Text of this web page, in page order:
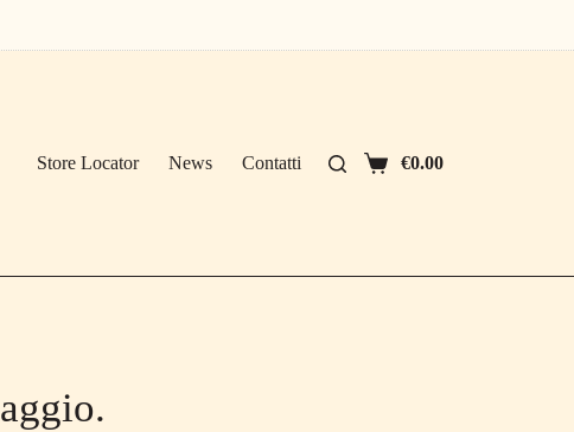
Store Locator News Contatti Carrello
€0.00